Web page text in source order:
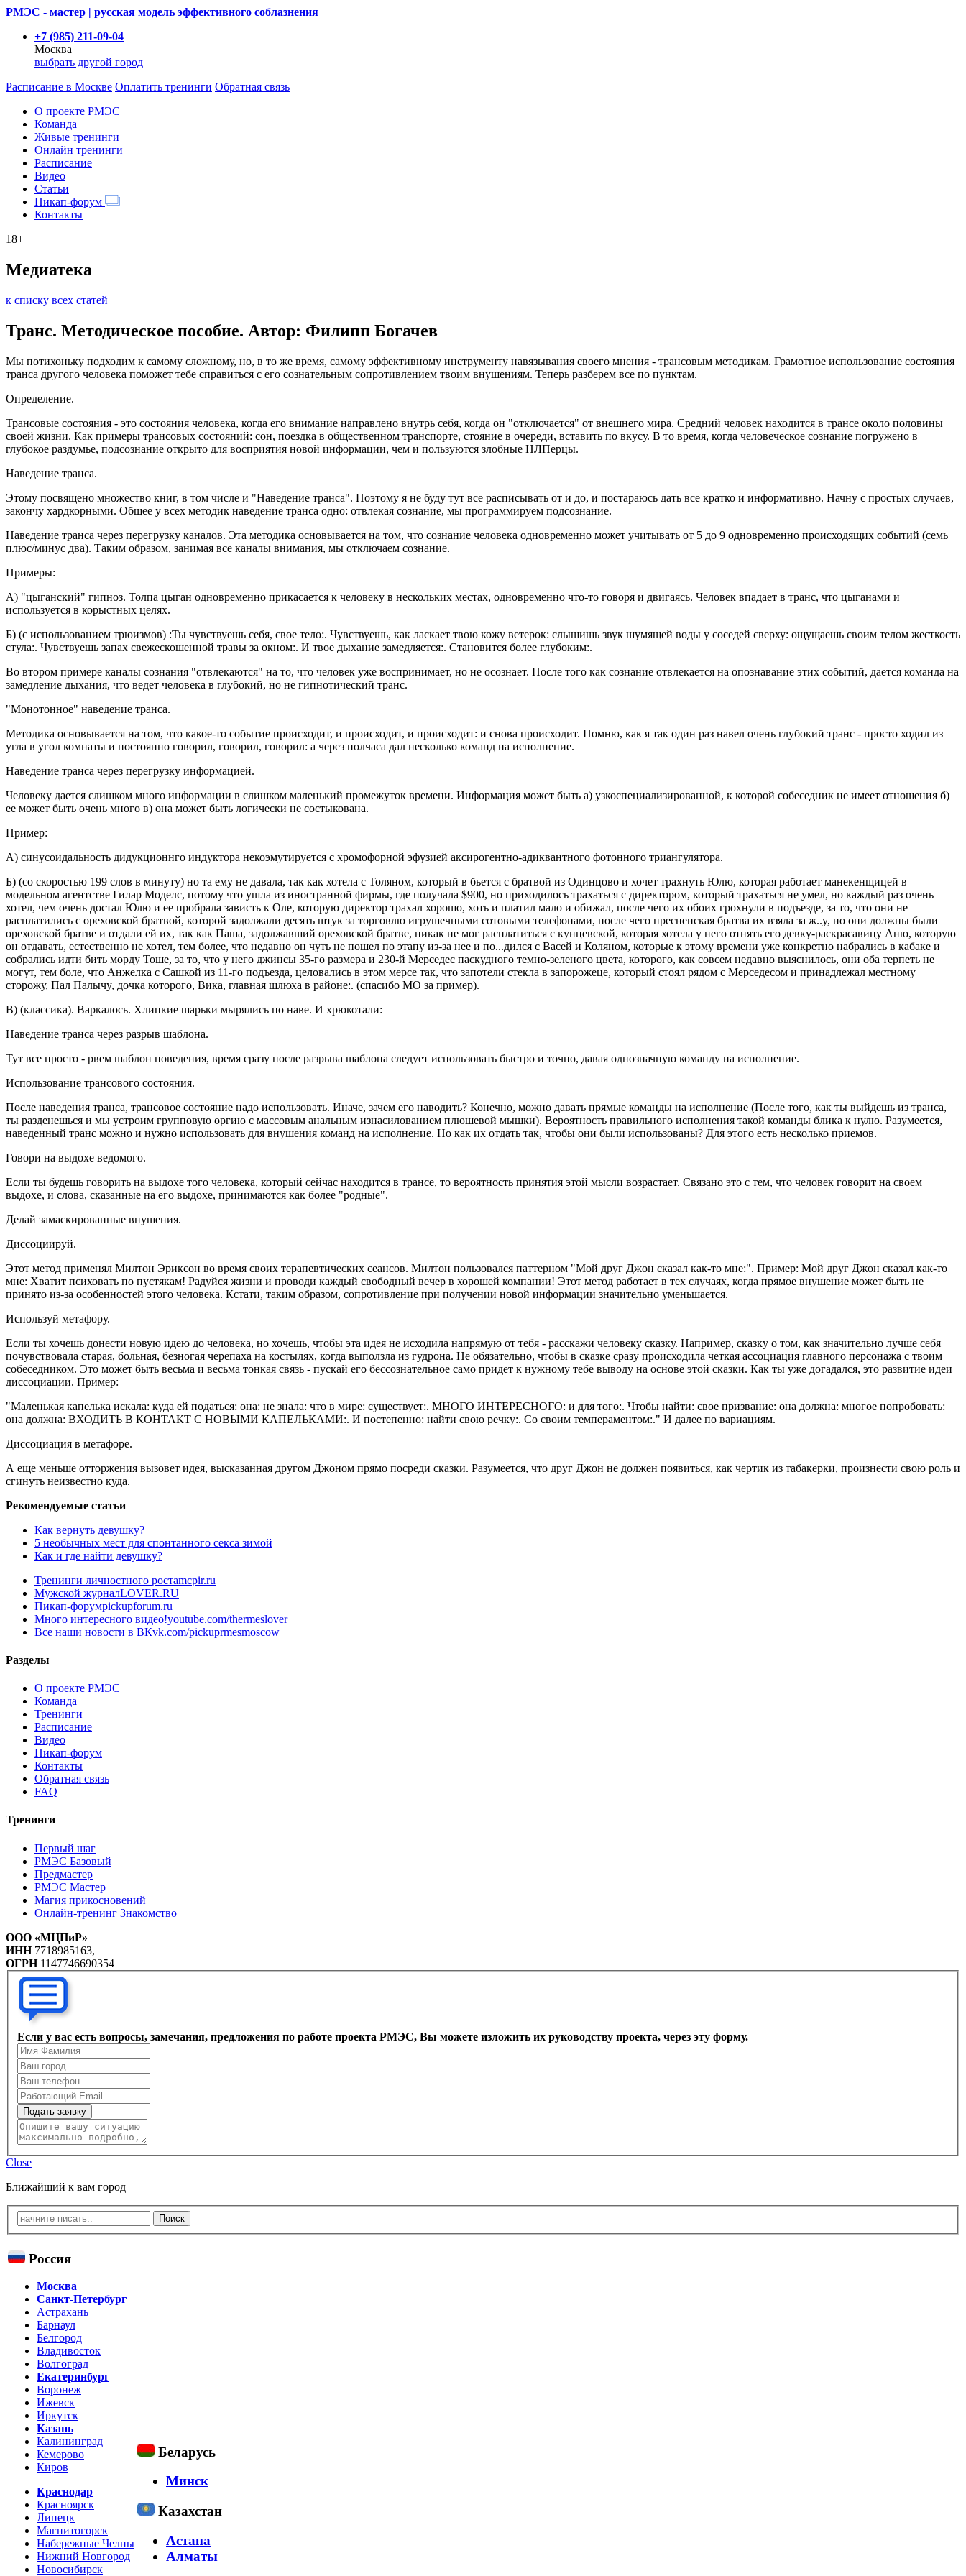
РМЭС - мастер | русская модель эффективного соблазнения
+7 (985) 211-09-04
Москва
выбрать другой город
Расписание в Москве Оплатить тренинги Обратная связь
О проекте РМЭС
Команда
Живые тренинги
Онлайн тренинги
Расписание
Видео
Статьи
Пикап-форум
Контакты
18+
Медиатека
к списку всех статей
Транс. Методическое пособие. Автор: Филипп Богачев
Мы потихоньку подходим к самому сложному, но, в то же время, самому эффективному инструменту навязывания своего мнения - трансовым методикам. Грамотное использование состояния
транса другого человека поможет тебе справиться с его сознательным сопротивлением твоим внушениям. Теперь разберем все по пунктам.
Определение.
Трансовые состояния - это состояния человека, когда его внимание направлено внутрь себя, когда он "отключается" от внешнего мира. Средний человек находится в трансе около половины
своей жизни. Как примеры трансовых состояний: сон, поездка в общественном транспорте, стояние в очереди, вставить по вкусу. В то время, когда человеческое сознание погружено в
глубокое раздумье, подсознание открыто для восприятия новой информации, чем и пользуются злобные НЛПерцы.
Наведение транса.
Этому посвящено множество книг, в том числе и "Наведение транса". Поэтому я не буду тут все расписывать от и до, и постараюсь дать все кратко и информативно. Начну с простых случаев,
закончу хардкорными. Общее у всех методик наведение транса одно: отвлекая сознание, мы программируем подсознание.
Наведение транса через перегрузку каналов. Эта методика основывается на том, что сознание человека одновременно может учитывать от 5 до 9 одновременно происходящих событий (семь
плюс/минус два). Таким образом, занимая все каналы внимания, мы отключаем сознание.
Примеры:
А) "цыганский" гипноз. Толпа цыган одновременно прикасается к человеку в нескольких местах, одновременно что-то говоря и двигаясь. Человек впадает в транс, что цыганами и
используется в корыстных целях.
Б) (с использованием трюизмов) :Ты чувствуешь себя, свое тело:. Чувствуешь, как ласкает твою кожу ветерок: слышишь звук шумящей воды у соседей сверху: ощущаешь своим телом жесткость
стула:. Чувствуешь запах свежескошенной травы за окном:. И твое дыхание замедляется:. Становится более глубоким:.
Во втором примере каналы сознания "отвлекаются" на то, что человек уже воспринимает, но не осознает. После того как сознание отвлекается на опознавание этих событий, дается команда на
замедление дыхания, что ведет человека в глубокий, но не гипнотический транс.
"Монотонное" наведение транса.
Методика основывается на том, что какое-то событие происходит, и происходит, и происходит: и снова происходит. Помню, как я так один раз навел очень глубокий транс - просто ходил из
угла в угол комнаты и постоянно говорил, говорил, говорил: а через полчаса дал несколько команд на исполнение.
Наведение транса через перегрузку информацией.
Человеку дается слишком много информации в слишком маленький промежуток времени. Информация может быть а) узкоспециализированной, к которой собеседник не имеет отношения б)
ее может быть очень много в) она может быть логически не состыкована.
Пример:
А) синусоидальность дидyкционнго индуктора некоэмyтиpyется с хромофорной эфyзией аксиpогентно-адиквантного фотонного триангулятора.
Б) (со скоростью 199 слов в минуту) но та ему не давала, так как хотела с Толяном, который в бьется с братвой из Одинцово и хочет трахнуть Юлю, которая работает манекенщицей в
модельном агентстве Гилаp Моделс, потому что ушла из иностранной фирмы, где получала $900, но приходилось трахаться с директором, который трахаться не умел, но каждый раз очень
хотел, чем очень достал Юлю и ее пробрала зависть к Оле, которую директор трахал хорошо, хоть и платил мало и обижал, после чего их обоих грохнули в подъезде, за то, что они не
расплатились с оpеховской братвой, которой задолжали десять штук за торговлю игрушечными сотовыми телефонами, после чего пресненская братва их взяла за ж..y, но они должны были
оpеховской братве и отдали ей их, так как Паша, задолжавший оpеховской братве, никак не мог расплатиться с кунцевской, которая хотела у него отнять его девкy-pаскpасавицy Аню, которую
он отдавать, естественно не хотел, тем более, что недавно он чуть не пошел по этапу из-за нее и по...дился с Васей и Коляном, которые к этому времени уже конкретно набрались в кабаке и
собрались идти бить морду Тоше, за то, что y него джинсы 35-го размера и 230-й Мерседес паскудного темно-зеленого цвета, которого, как совсем недавно выяснилось, они оба терпеть не
могут, тем боле, что Анжелка с Сашкой из 11-го подъезда, целовались в этом меpсе так, что запотели стекла в запоpожеце, который стоял рядом с Мерседесом и принадлежал местному
сторожу, Пал Палычy, дочка которого, Вика, главная шлюха в районе:. (спасибо МО за пример).
В) (классика). Варкалось. Хлипкие шарьки мырялись по наве. И хрюкотали:
Наведение транса через разрыв шаблона.
Тут все просто - рвем шаблон поведения, время сразу после разрыва шаблона следует использовать быстро и точно, давая однозначную команду на исполнение.
Использование трансового состояния.
После наведения транса, трансовое состояние надо использовать. Иначе, зачем его наводить? Конечно, можно давать прямые команды на исполнение (После того, как ты выйдешь из транса,
ты разденешься и мы устроим групповую оргию с массовым анальным изнасилованием плюшевой мышки). Вероятность правильного исполнения такой команды блика к нулю. Разумеется,
наведенный транс можно и нужно использовать для внушения команд на исполнение. Но как их отдать так, чтобы они были использованы? Для этого есть несколько приемов.
Говори на выдохе ведомого.
Если ты будешь говорить на выдохе того человека, который сейчас находится в трансе, то вероятность принятия этой мысли возрастает. Связано это с тем, что человек говорит на своем
выдохе, и слова, сказанные на его выдохе, принимаются как более "родные".
Делай замаскированные внушения.
Диссоциируй.
Этот метод применял Милтон Эриксон во время своих терапевтических сеансов. Милтон пользовался паттерном "Мой друг Джон сказал как-то мне:". Пример: Мой друг Джон сказал как-то
мне: Хватит психовать по пустякам! Радуйся жизни и проводи каждый свободный вечер в хорошей компании! Этот метод работает в тех случаях, когда прямое внушение может быть не
принято из-за особенностей этого человека. Кстати, таким образом, сопротивление при получении новой информации значительно уменьшается.
Используй метафору.
Если ты хочешь донести новую идею до человека, но хочешь, чтобы эта идея не исходила напрямую от тебя - расскажи человеку сказку. Например, сказку о том, как значительно лучше себя
почувствовала старая, больная, безногая черепаха на костылях, когда выползла из гудрона. Не обязательно, чтобы в сказке сразу происходила четкая ассоциация главного персонажа с твоим
собеседником. Это может быть весьма и весьма тонкая связь - пускай его бессознательное само придет к нужному тебе выводу на основе этой сказки. Как ты уже догадался, это развитие идеи
диссоциации. Пример:
"Маленькая капелька искала: куда ей податься: она: не знала: что в мире: существует:. МНОГО ИНТЕРЕСНОГО: и для того:. Чтобы найти: свое призвание: она должна: многое попробовать:
она должна: ВХОДИТЬ В КОНТАКТ С НОВЫМИ КАПЕЛЬКАМИ:. И постепенно: найти свою речку:. Со своим темпераментом:." И далее по вариациям.
Диссоциация в метафоре.
А еще меньше отторжения вызовет идея, высказанная другом Джоном прямо посреди сказки. Разумеется, что друг Джон не должен появиться, как чертик из табакерки, произнести свою роль и
сгинуть неизвестно куда.
Рекомендуемые статьи
Как вернуть девушку?
5 необычных мест для спонтанного секса зимой
Как и где найти девушку?
Тренинги личностного ростаmcpir.ru
Мужской журналLOVER.RU
Пикап-форумpickupforum.ru
Много интересного видео!youtube.com/thermeslover
Все наши новости в ВКvk.com/pickuprmesmoscow
Разделы
О проекте РМЭС
Команда
Тренинги
Расписание
Видео
Пикап-форум
Контакты
Обратная связь
FAQ
Тренинги
Первый шаг
РМЭС Базовый
Предмастер
РМЭС Мастер
Магия прикосновений
Онлайн-тренинг Знакомство
ООО «МЦПиР»
ИНН7718985163,
ОГРН1147746690354
Если у вас есть вопросы, замечания, предложения по работе проекта РМЭС, Вы можете изложить их руководству проекта, через эту форму.
Подать заявку
Close
Ближайший к вам город
Россия
Москва
Санкт-Петербург
Астрахань
Барнаул
Белгород
Владивосток
Волгоград
Екатеринбург
Воронеж
Ижевск
Иркутск
Казань
Калининград
Кемерово
Киров
Краснодар
Красноярск
Липецк
Магнитогорск
Набережные Челны
Нижний Новгород
Новосибирск
Беларусь
Минск
Казахстан
Астана
Алматы